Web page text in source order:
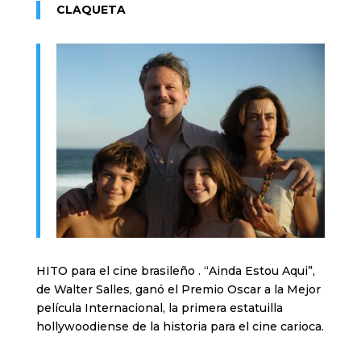
CLAQUETA
HITO para el cine brasileño . “Ainda Estou Aqui”,
de Walter Salles, ganó el Premio Oscar a la Mejor
película Internacional, la primera estatuilla
hollywoodiense de la historia para el cine carioca.